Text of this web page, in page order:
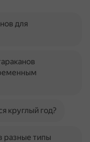
для
круглый год?
разные типы